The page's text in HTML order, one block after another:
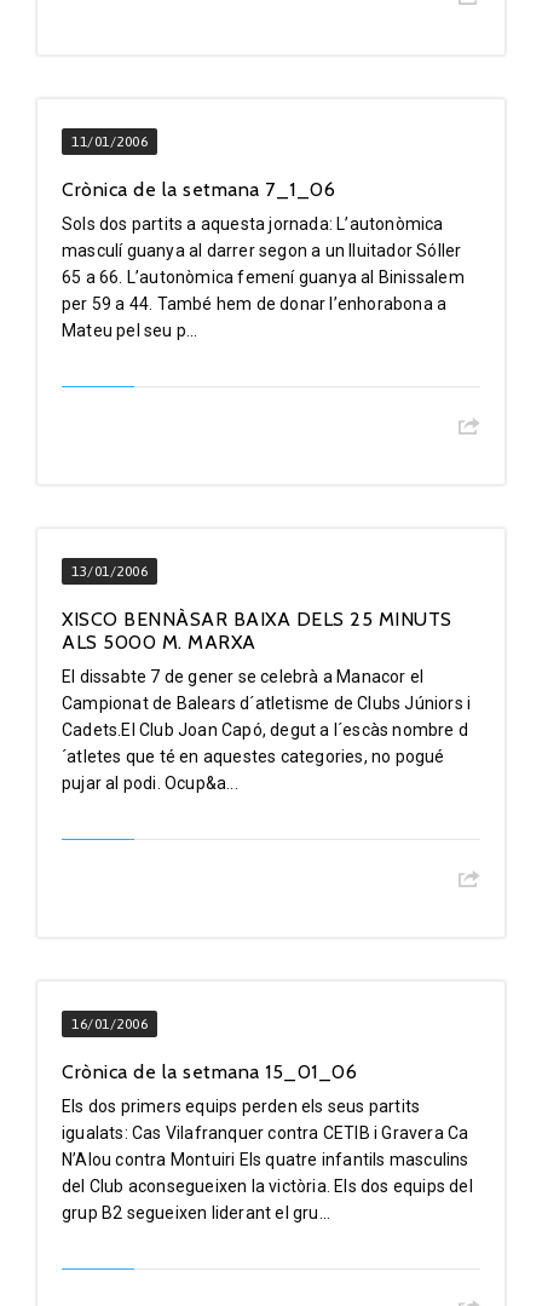
11/01/2006
Crònica de la setmana 7_1_06
Sols dos partits a aquesta jornada: L’autonòmica
masculí guanya al darrer segon a un lluitador Sóller
65 a 66. L’autonòmica femení guanya al Binissalem
per 59 a 44. També hem de donar l’enhorabona a
Mateu pel seu p...
13/01/2006
XISCO BENNÀSAR BAIXA DELS 25 MINUTS
ALS 5000 M. MARXA
El dissabte 7 de gener se celebrà a Manacor el
Campionat de Balears d´atletisme de Clubs Júniors i
Cadets.El Club Joan Capó, degut a l´escàs nombre d
´atletes que té en aquestes categories, no pogué
pujar al podi. Ocup&a...
16/01/2006
Crònica de la setmana 15_01_06
Els dos primers equips perden els seus partits
igualats: Cas Vilafranquer contra CETIB i Gravera Ca
N’Alou contra Montuiri Els quatre infantils masculins
del Club aconsegueixen la victòria. Els dos equips del
grup B2 segueixen liderant el gru...